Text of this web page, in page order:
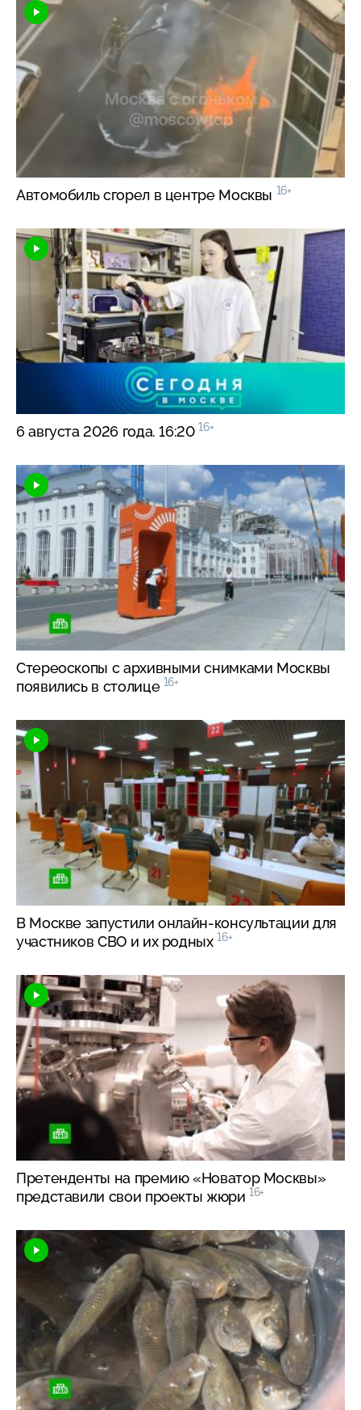
Автомобиль сгорел в центре Москвы 16+
6 августа 2026 года. 16:20 16+
Стереоскопы с архивными снимками Москвы
появились в столице 16+
В Москве запустилионлайн-консультации для
участников СВО и их родных 16+
Претенденты на премию «Новатор Москвы»
представили свои проекты жюри 16+